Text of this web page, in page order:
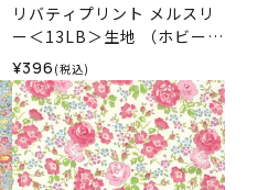
リバティプリント メルスリ
ー＜13LB＞生地 （ホビーラ
ホビーレオリジナル）2026
SS
¥396 (税込)